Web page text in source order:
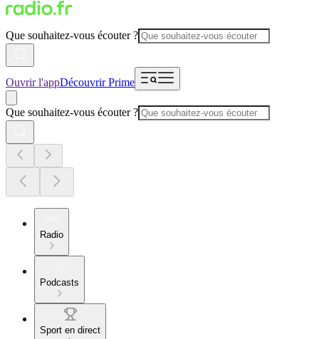
Que souhaitez-vous écouter ?
Ouvrir l'appDécouvrir Prime
Que souhaitez-vous écouter ?
Radio
Podcasts
Sport en direct